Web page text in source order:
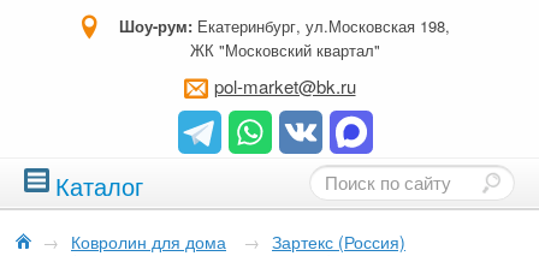
Шоу-рум: Екатеринбург, ул.Московская 198,
ЖК "Московский квартал"
pol-market@bk.ru
Каталог
→ Ковролин для дома → Зартекс (Россия)